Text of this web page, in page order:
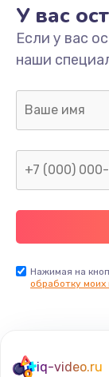
У вас
Если у вас
наши
Нажимая на
обработку моих
iq-video.ru